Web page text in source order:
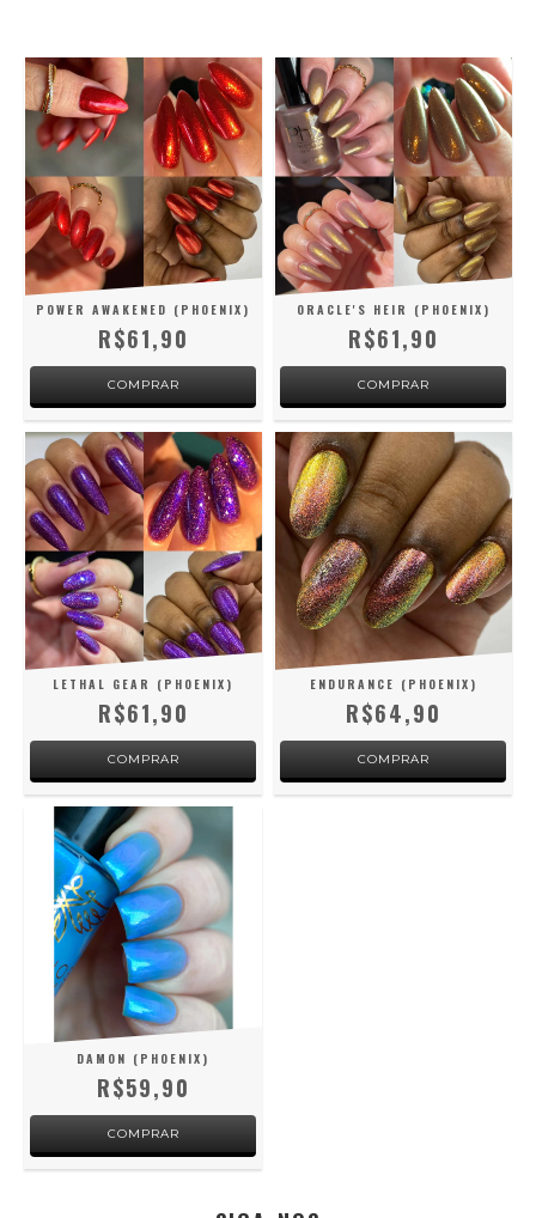
POWER AWAKENED (PHOENIX)
R$61,90
ORACLE'S HEIR (PHOENIX)
R$61,90
LETHAL GEAR (PHOENIX)
R$61,90
ENDURANCE (PHOENIX)
R$64,90
DAMON (PHOENIX)
R$59,90